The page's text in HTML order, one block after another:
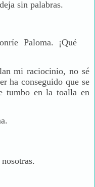
sin palabras.
Paloma. ¡Qué
mi raciocinio, no sé
ha conseguido que se
tumbo en la toalla en